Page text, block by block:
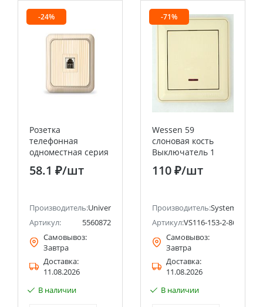
(ранее Schneider Electric)
-24%
Розетка
телефонная
одноместная серия
"Олимп",о/у, 1А,
RJ12, сосна
58.1 ₽/шт
Производитель:Universal
Артикул:
5560872
Самовывоз:
Завтра
Доставка:
11.08.2026
В наличии
-71%
Wessen 59
слоновая кость
Выключатель 1
клавишный с
подсветкой 16А
Electric)
110 ₽/шт
Производитель:Systeme
Артикул:VS116-153-2-86
Самовывоз:
Завтра
Доставка:
11.08.2026
В наличии